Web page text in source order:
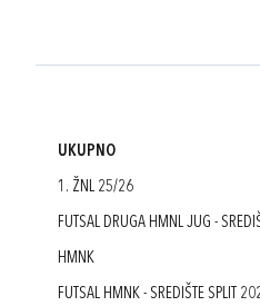
UKUPNO
1. ŽNL 25/26
FUTSAL DRUGA HMNL JUG -
HMNK
FUTSAL HMNK - SREDIŠTE SPLIT